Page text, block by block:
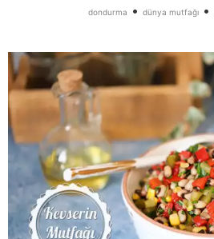
dondurma • dünya mutfağı•